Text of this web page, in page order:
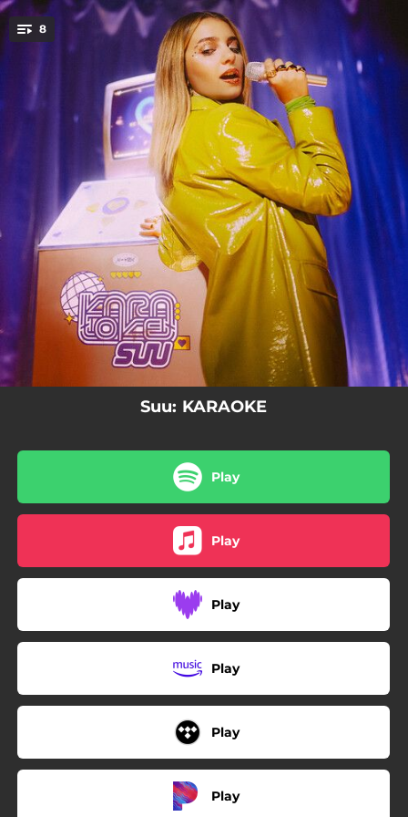
You're all set!
8
KARAOKE
CREO (QUE TK)
NOTA DE VOZ
DE TI PARA MÍ
03:40
TU A MENORCA I JO A L'ESCALA
02:40
BOOM
ENAMORADA DE LA MODA JUVENIL
Suu: KARAOKE
Play
Play
Play
Play
Play
Play
.